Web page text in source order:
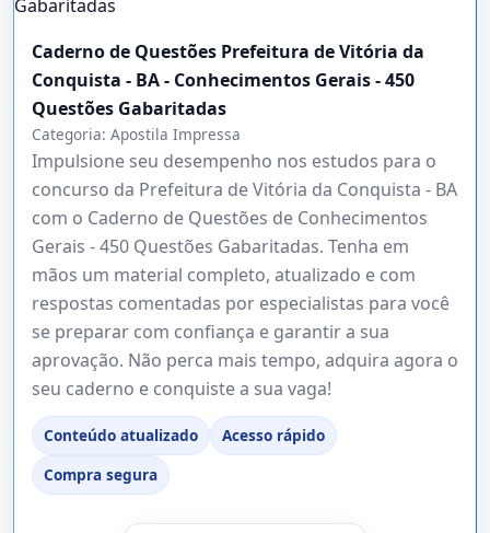
Caderno de Questões Prefeitura de Vitória da
Conquista - BA - Conhecimentos Gerais - 450
Questões Gabaritadas
Categoria: Apostila Impressa
Impulsione seu desempenho nos estudos para o
concurso da Prefeitura de Vitória da Conquista - BA
com o Caderno de Questões de Conhecimentos
Gerais - 450 Questões Gabaritadas. Tenha em
mãos um material completo, atualizado e com
respostas comentadas por especialistas para você
se preparar com confiança e garantir a sua
aprovação. Não perca mais tempo, adquira agora o
seu caderno e conquiste a sua vaga!
Conteúdo atualizado
Acesso rápido
Compra segura